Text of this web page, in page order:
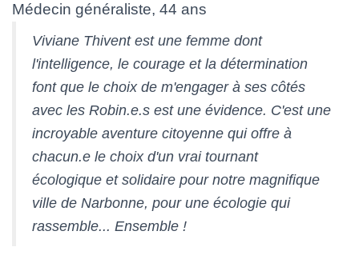
Médecin généraliste, 44 ans
Viviane Thivent est une femme dont
l'intelligence, le courage et la détermination
font que le choix de m'engager à ses côtés
avec les Robin.e.s est une évidence. C'est une
incroyable aventure citoyenne qui offre à
chacun.e le choix d'un vrai tournant
écologique et solidaire pour notre magnifique
ville de Narbonne, pour une écologie qui
rassemble... Ensemble !